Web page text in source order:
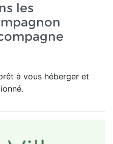
les
à vous héberger et